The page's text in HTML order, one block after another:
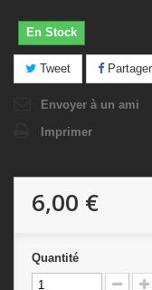
En Stock
Tweet Partager
Envoyer à un ami
Imprimer
6,00 €
Quantité